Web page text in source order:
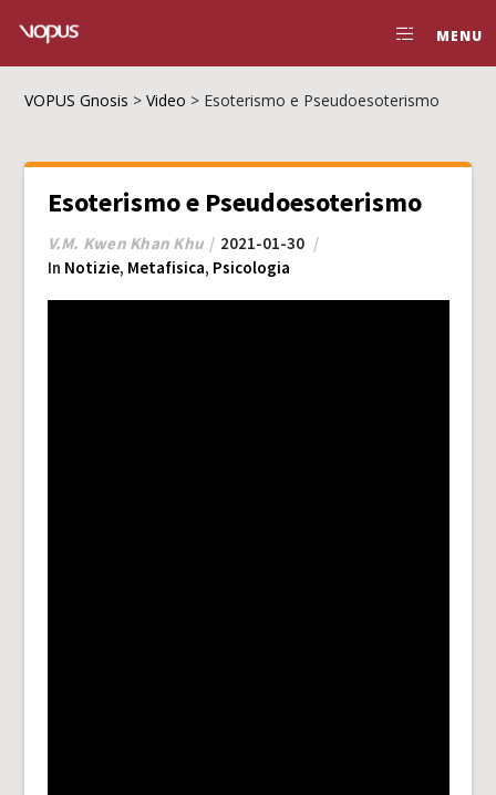
MENU
VOPUS Gnosis >Video > Esoterismo e Pseudoesoterismo
Esoterismo e Pseudoesoterismo
V.M. Kwen Khan Khu
2021-01-30
In Notizie, Metafisica, Psicologia